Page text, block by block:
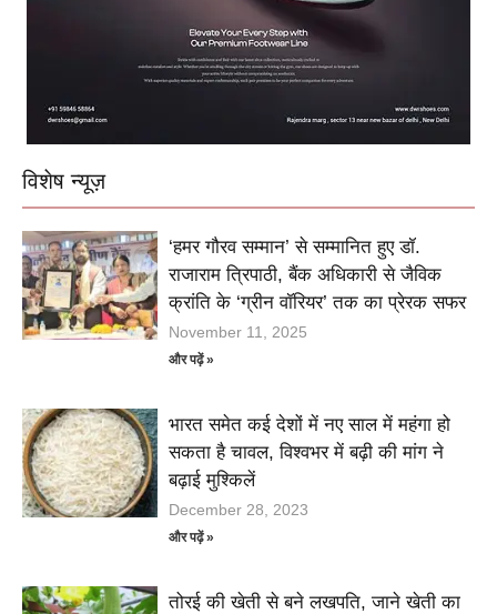
विशेष न्यूज़
‘हमर गौरव सम्मान’ से सम्मानित हुए डॉ.
राजाराम त्रिपाठी, बैंक अधिकारी से जैविक
क्रांति के ‘ग्रीन वॉरियर’ तक का प्रेरक सफर
November 11, 2025
और पढ़ें »
भारत समेत कई देशों में नए साल में महंगा हो
सकता है चावल, विश्वभर में बढ़ी की मांग ने
बढ़ाई मुश्किलें
December 28, 2023
और पढ़ें »
तोरई की खेती से बने लखपति, जाने खेती का